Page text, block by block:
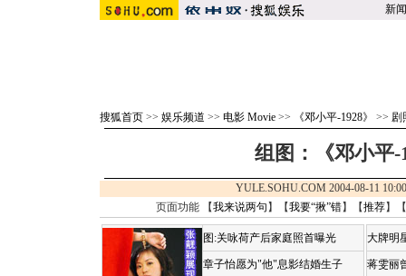
新闻
搜狐首页 >> 娱乐频道 >> 电影 Movie >> 《邓小平-1928》 >> 剧
组图：《邓小平-
YULE.SOHU.COM 2004-08-11
页面功能 【我来说两句 】【我要“揪”错】【推荐】
图:关咏荷产后家庭照首曝光
章子怡愿为"他"息影结婚生子
大牌明
蒋雯丽